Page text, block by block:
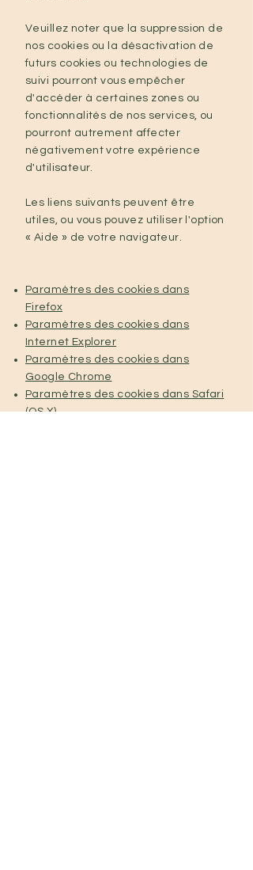
Veuillez noter que la suppression de
nos cookies ou la désactivation de
futurs cookies ou technologies de
suivi pourront vous empêcher
d'accéder à certaines zones ou
fonctionnalités de nos services, ou
pourront autrement affecter
négativement votre expérience
d'utilisateur.
Les liens suivants peuvent être
utiles, ou vous pouvez utiliser l'option
« Aide » de votre navigateur.
Paramètres des cookies dans
Firefox
Paramètres des cookies dans
Internet Explorer
Paramètres des cookies dans
Google Chrome
Paramètres des cookies dans Safari
(OS X)